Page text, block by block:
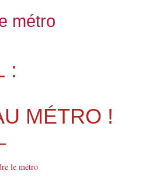
métro
:
MÉTRO !